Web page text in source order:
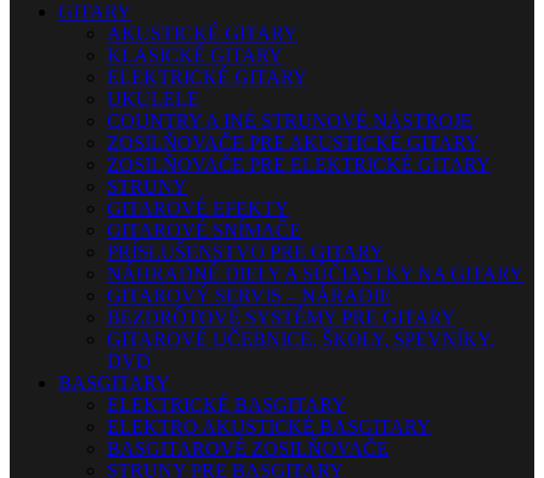
GITARY
AKUSTICKÉ GITARY
KLASICKÉ GITARY
ELEKTRICKÉ GITARY
UKULELE
COUNTRY A INÉ STRUNOVÉ NÁSTROJE
ZOSILŇOVAČE PRE AKUSTICKÉ GITARY
ZOSILŇOVAČE PRE ELEKTRICKÉ GITARY
STRUNY
GITAROVÉ EFEKTY
GITAROVÉ SNÍMAČE
PRÍSLUŠENSTVO PRE GITARY
NÁHRADNÉ DIELY A SÚČIASTKY NA GITARY
GITAROVÝ SERVIS – NÁRADIE
BEZDRÔTOVÉ SYSTÉMY PRE GITARY
GITAROVÉ UČEBNICE, ŠKOLY, SPEVNÍKY,
DVD
BASGITARY
ELEKTRICKÉ BASGITARY
ELEKTRO AKUSTICKÉ BASGITARY
BASGITAROVÉ ZOSILŇOVAČE
STRUNY PRE BASGITARY